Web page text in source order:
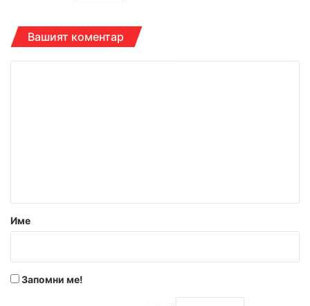
Вашият коментар
р
Име
Запомни ме!